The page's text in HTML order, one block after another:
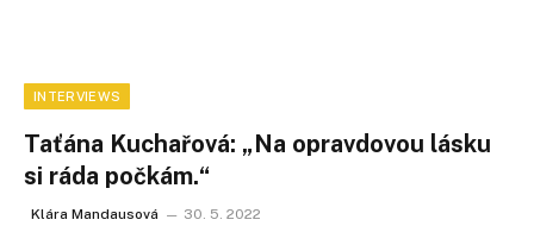
INTERVIEWS
Taťána Kuchařová: „Na opravdovou lásku
si ráda počkám.“
Klára Mandausová 30. 5. 2022